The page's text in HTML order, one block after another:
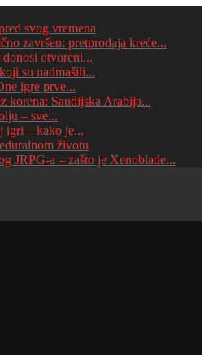
svog vremena
završen: pretprodaja kreće...
otvoreni...
su nadmašili...
igre prve...
korena: Saudijska Arabija...
– sve...
igri – kako je...
životu
JRPG-a – zašto je Xenoblade...